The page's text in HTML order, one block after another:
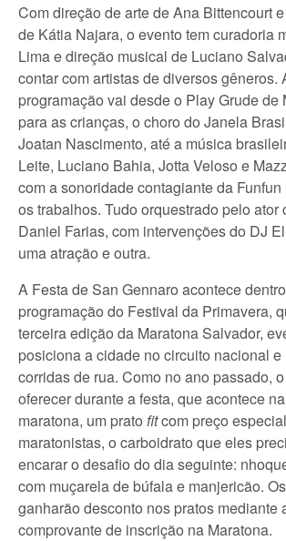
Com direção de arte de Ana Bittencourt
de Kátia Najara, o evento tem curadoria
Lima e direção musical de Luciano
contar com artistas de diversos gêneros.
programação vai desde o Play Grude de
para as crianças, o choro do Janela
Joatan Nascimento, até a música
Leite, Luciano Bahia, Jotta Veloso e
com a sonoridade contagiante da
os trabalhos. Tudo orquestrado pelo ator
Daniel Farias, com intervenções do DJ
uma atração e outra.
A Festa de San Gennaro acontece
programação do Festival da Primavera,
terceira edição da Maratona Salvador,
posiciona a cidade no circuito nacional
corridas de rua. Como no ano passado,
oferecer durante a festa, que acontece
maratona, um prato fitcom preço
maratonistas, o carboidrato que eles
encarar o desafio do dia seguinte:
com muçarela de búfala e manjericão.
ganharão desconto nos pratos mediante
comprovante de inscrição na Maratona.